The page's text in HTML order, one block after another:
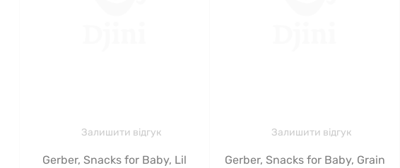
Залишити відгук
Gerber, Snacks for Baby, Lil
Залишити відгук
Gerber, Snacks for Baby, Grain